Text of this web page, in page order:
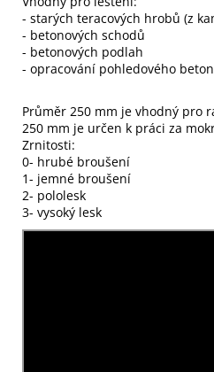
- starých teracových hrobů (z
- betonových schodů
- betonových podlah
- opracování pohledového
Průměr 250 mm je vhodný pro
250 mm je určen k práci za
Zrnitosti:
0- hrubé broušení
1- jemné broušení
2- pololesk
3- vysoký lesk